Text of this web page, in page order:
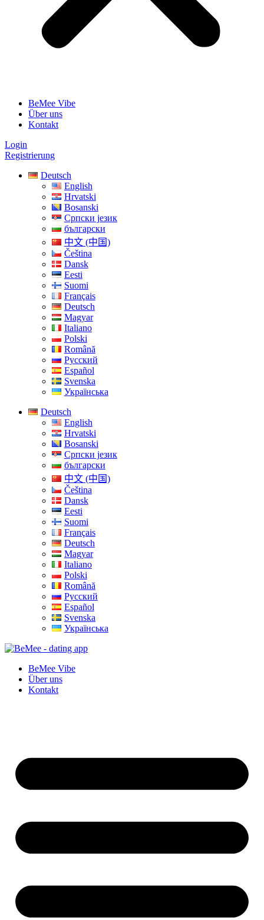
BeMee Vibe
Über uns
Kontakt
Login
Registrierung
Deutsch
English
Hrvatski
Bosanski
Српски језик
български
中文 (中国)
Čeština
Dansk
Eesti
Suomi
Français
Deutsch
Magyar
Italiano
Polski
Română
Русский
Español
Svenska
Українська
Deutsch
English
Hrvatski
Bosanski
Српски језик
български
中文 (中国)
Čeština
Dansk
Eesti
Suomi
Français
Deutsch
Magyar
Italiano
Polski
Română
Русский
Español
Svenska
Українська
BeMee Vibe
Über uns
Kontakt